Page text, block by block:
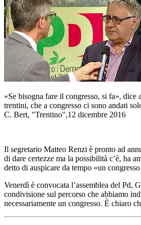
«Se bisogna fare il congresso, si fa»,
trentini, che a congresso ci sono andati
C. Bert, "Trentino",12 dicembre 2016
Il segretario Matteo Renzi è pronto ad
di dare certezze ma la possibilità c’è, ha
detto di auspicare da tempo «un
Venerdì è convocata l’assemblea del Pd,
condivisione sul percorso che abbiamo
necessariamente un congresso. È chiaro